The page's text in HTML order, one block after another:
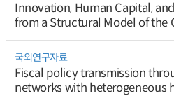
Innovation, Human Capital,
from a Structural Model of the
국외연구자료
Fiscal policy transmission
networks with heterogeneous